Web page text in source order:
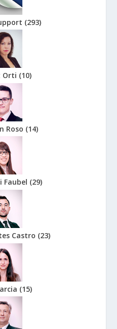
(293)
Orti (10)
Roso (14)
Faubel (29)
Castro (23)
(15)